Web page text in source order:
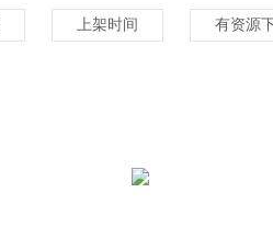
上架时间 有资源